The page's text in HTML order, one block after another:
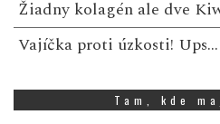
Žiadny kolagén ale dve
Vajíčka proti úzkosti! Ups…
Tam, kde